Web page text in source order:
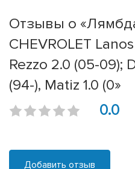
Отзывы о
CHEVROLET Lanos
Rezzo 2.0 (05-09);
(94-), Matiz 1.0 (0»
0.0
Добавить отзыв